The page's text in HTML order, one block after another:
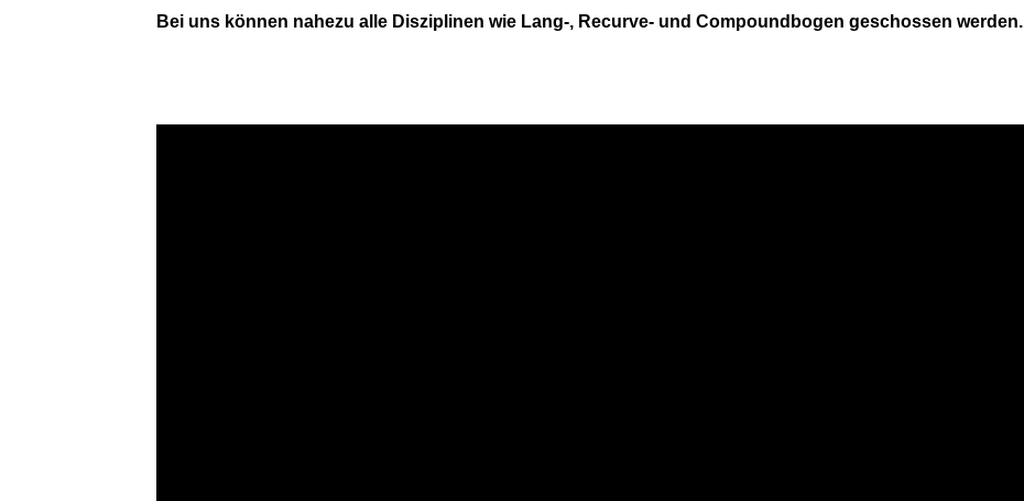
Bei uns können nahezu alle Disziplinen wie Lang-, Recurve- und Compoundbogen geschossen werden.